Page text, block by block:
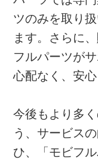
ツのみを取り
ます。さらに
フルパーツが
心配なく、安
今後もより多
う、サービス
ひ、「モビフ